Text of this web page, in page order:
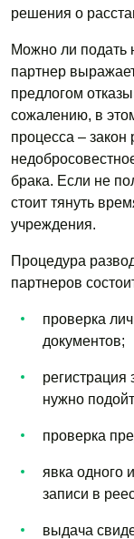
решения о
Можно ли подать
партнер
предлогом
сожалению, в
процесса – закон
брака. Если не
стоит тянуть
учреждения.
Процедура
партнеров
проверка
документов;
регистрация
нужно
проверка
явка одного
записи в
выдача